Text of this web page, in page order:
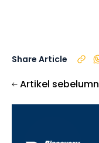
Share Article
Artikel